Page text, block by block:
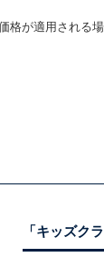
が適用される
「キッズ